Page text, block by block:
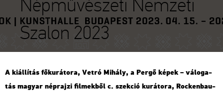
Népművészeti Nemzeti
Szalon 2023
A ki­ál­lí­tás fő­ku­rá­to­ra, Vetró Mi­hály, a Pergő képek – vá­lo­ga­
tás ma­gyar nép­raj­zi fil­mek­ből c. szek­ció ku­rá­to­ra, Rocken­ba­u­